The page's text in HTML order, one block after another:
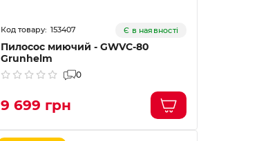
153407 Є в наявності
Пилосос миючий - GWVC-80
Grunhelm
0
9 699 грн